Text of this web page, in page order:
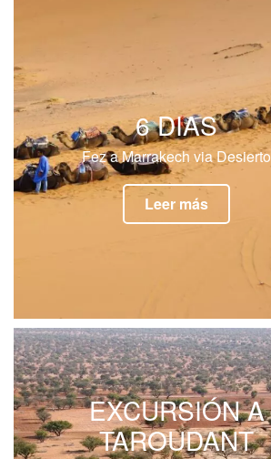
6 DIAS
Fez a Marrakech via Desierto
Leer más
EXCURSIÓN A
TAROUDANT